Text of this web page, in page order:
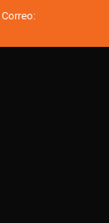
Correo: